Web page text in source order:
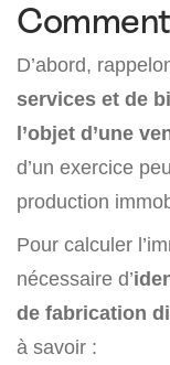
D’abord,
services et de
l’objet d’une
d’un exercice
production
Pour calculer
nécessaire d’
de fabrication
à savoir :